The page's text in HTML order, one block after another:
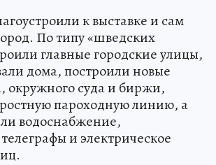
к выставке и сам
По типу «шведских
главные городские улицы,
дома, построили новые
окружного суда и биржи,
пароходную линию, а
водоснабжение,
и электрическое